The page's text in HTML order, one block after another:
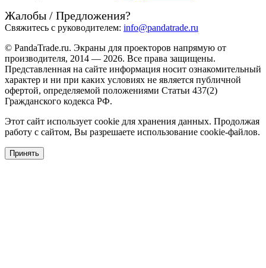
Жалобы / Предложения?
Свяжитесь с руководителем: info@pandatrade.ru
© PandaTrade.ru. Экраны для проекторов напрямую от
производителя, 2014 — 2026. Все права защищены.
Представленная на сайте информация носит ознакомительный
характер и ни при каких условиях не является публичной
офертой, определяемой положениями Статьи 437(2)
Гражданского кодекса РФ.
Этот сайт использует cookie для хранения данных. Продолжая
работу с сайтом, Вы разрешаете использование cookie-файлов.
Принять